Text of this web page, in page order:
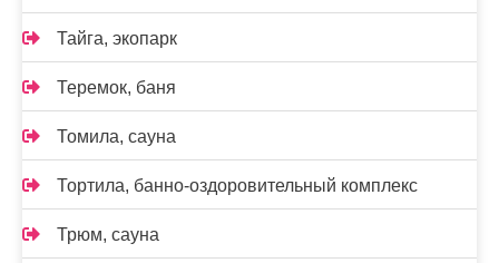
Тайга, экопарк
Теремок, баня
Томила, сауна
Тортила, банно-оздоровительный комплекс
Трюм, сауна